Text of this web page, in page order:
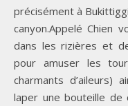
précisément à
canyon.Appelé Chien
dans les rizières et
pour amuser les
charmants d’aileurs)
laper une bouteille de